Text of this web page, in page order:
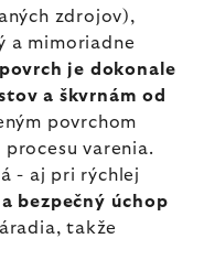
zdrojov),
a mimoriadne
je dokonale
a škvrnám od
povrchom
procesu varenia.
- aj pri rýchlej
bezpečný úchop
takže